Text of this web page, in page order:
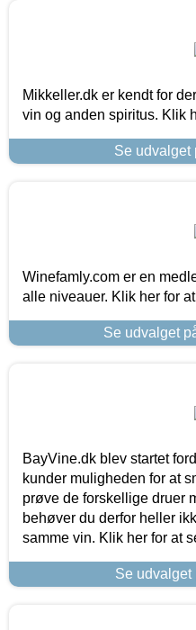
Mikkeller.dk er kendt for
vin og anden spiritus. Klik
Se udvalget
Winefamly.com er en
alle niveauer. Klik her for
Se udvalget
BayVine.dk blev startet
kunder muligheden for at
prøve de forskellige druer
behøver du derfor heller
samme vin. Klik her for at
Se udvalget